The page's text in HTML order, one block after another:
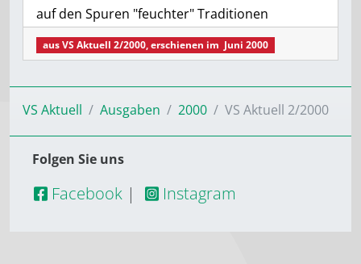
auf den Spuren "feuchter" Traditionen
ausVS Aktuell 2/2000, erschienen im Juni 2000
VS Aktuell Ausgaben 2000 VS Aktuell 2/2000
Folgen Sie uns
Facebook | Instagram